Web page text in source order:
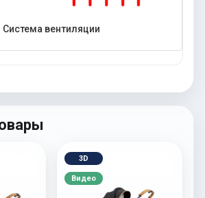
Система вентиляции
3D
Видео